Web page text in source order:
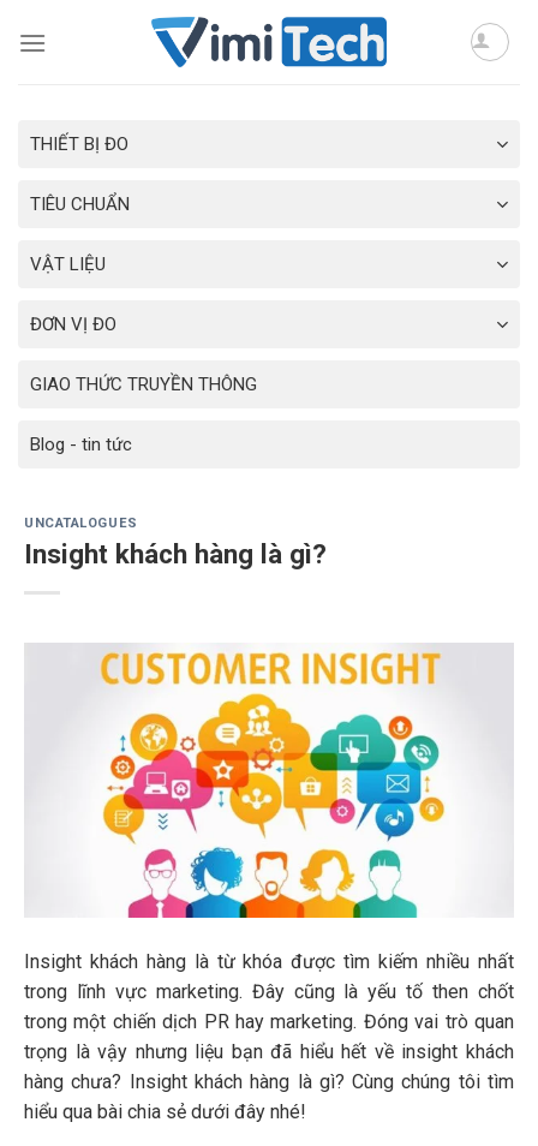
THIẾT BỊ ĐO
TIÊU CHUẨN
VẬT LIỆU
ĐƠN VỊ ĐO
GIAO THỨC TRUYỀN THÔNG
Blog - tin tức
UNCATALOGUES
Insight khách hàng là gì?
Insight khách hàng là từ khóa được tìm kiếm nhiều nhất
trong lĩnh vực marketing. Đây cũng là yếu tố then chốt
trong một chiến dịch PR hay marketing. Đóng vai trò quan
trọng là vậy nhưng liệu bạn đã hiểu hết về insight khách
hàng chưa? Insight khách hàng là gì? Cùng chúng tôi tìm
hiểu qua bài chia sẻ dưới đây nhé!